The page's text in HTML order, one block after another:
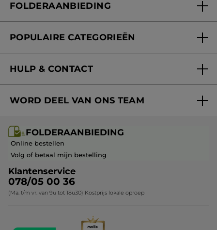
Onze beloften
Blog Act Beautiful
FOLDERAANBIEDING
POPULAIRE CATEGORIEËN
Aanbiedingen
Cadeau-ideeën
Kerstcollectie
HULP & CONTACT
Mijn geschenken
Veelgestelde vragen
Contact opnemen
WORD DEEL VAN ONS TEAM
Franchisenemer of bedrijfsleider worden
FOLDERAANBIEDING
Online bestellen
Volg of betaal mijn bestelling
Klantenservice
078/05 00 36
(Ma. t/m vr. van 9u tot 18u30) Kostprijs lokale oproep